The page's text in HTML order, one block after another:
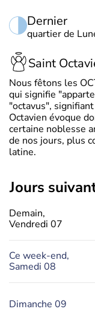
Dernier
quartier de
Saint
Nous fêtons les
qui signifie
"octavus",
Octavien évoque
certaine noblesse
de nos jours, plus
latine.
jours
Demain,
Vendredi 07
Ce week-end,
Samedi 08
Dimanche 09